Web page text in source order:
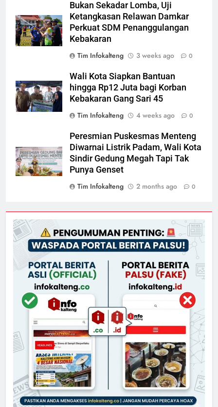
Bukan Sekadar Lomba, Uji
Ketangkasan Relawan Damkar
Perkuat SDM Penanggulangan
Kebakaran
Tim Infokalteng
3 weeks ago 0
Wali Kota Siapkan Bantuan
hingga Rp12 Juta bagi Korban
Kebakaran Gang Sari 45
Tim Infokalteng
4 weeks ago 0
Peresmian Puskesmas Menteng
Diwarnai Listrik Padam, Wali Kota
Sindir Gedung Megah Tapi Tak
Punya Genset
Tim Infokalteng
2 months ago 0